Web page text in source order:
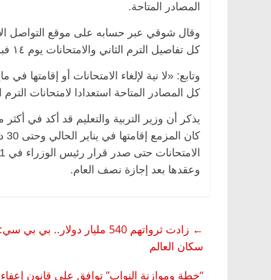
المصادر المتاحة.
وقال شوقي عبر حسابه على موقع التواصل
كل تفاصيل الترم الثاني والامتحانات يوم ١٤ فبراير وتظل الشائعات والاجتهادات مستمرة للأسف الشديد».
وتابع: «لا نية لإلغاء الامتحانات أو إقامتها
كل المصادر المتاحة استعدادا لامتحانات الترم
يذكر أن وزير التربية والتعليم قد أكد في
وعقدها بعد إجازة نصف العام.
←
سكان العالم
“خطة وموازنة النواب” توافق على قانون